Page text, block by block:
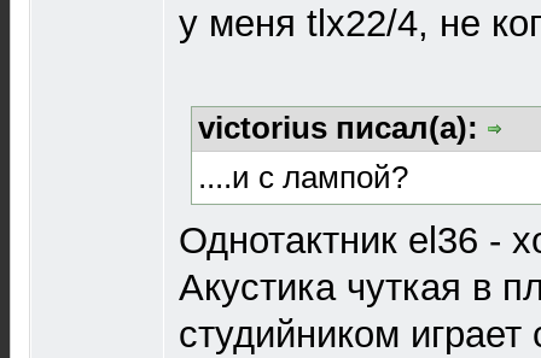
у меня tlx22/4, не
victorius писал(а):
....и с лампой?
Однотактник el36 -
Акустика чуткая в
студийником играет